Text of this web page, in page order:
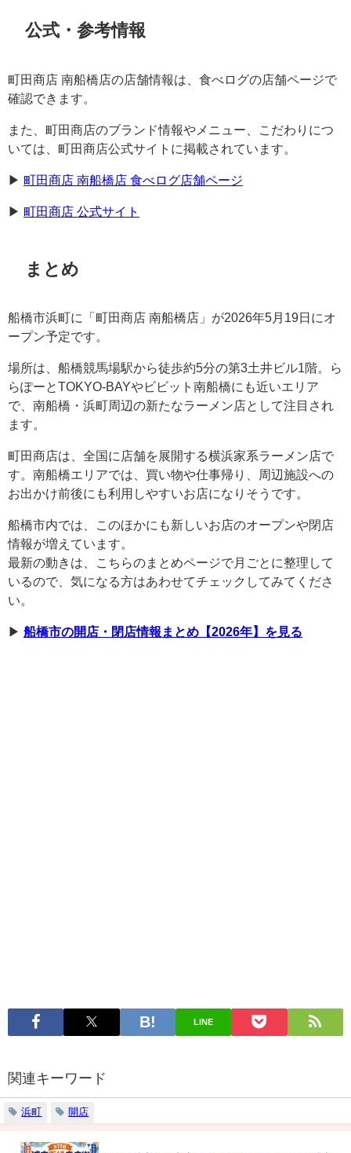
公式・参考情報
町田商店 南船橋店の店舗情報は、食べログの店舗ページで
確認できます。
また、町田商店のブランド情報やメニュー、こだわりにつ
いては、町田商店公式サイトに掲載されています。
▶︎ 町田商店 南船橋店 食べログ店舗ページ
▶︎ 町田商店 公式サイト
まとめ
船橋市浜町に「町田商店 南船橋店」が2026年5月19日にオ
ープン予定です。
場所は、船橋競馬場駅から徒歩約5分の第3土井ビル1階。ら
らぽーとTOKYO-BAYやビビット南船橋にも近いエリア
で、南船橋・浜町周辺の新たなラーメン店として注目され
ます。
町田商店は、全国に店舗を展開する横浜家系ラーメン店で
す。南船橋エリアでは、買い物や仕事帰り、周辺施設への
お出かけ前後にも利用しやすいお店になりそうです。
船橋市内では、このほかにも新しいお店のオープンや閉店
情報が増えています。
最新の動きは、こちらのまとめページで月ごとに整理して
いるので、気になる方はあわせてチェックしてみてくださ
い。
▶︎ 船橋市の開店・閉店情報まとめ【2026年】を見る
LINE
関連キーワード
浜町 開店